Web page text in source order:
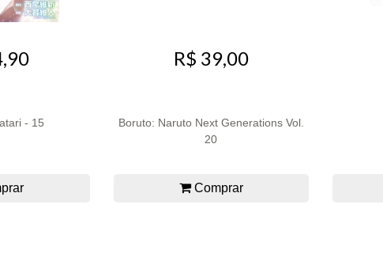
- 15
R$ 39,00
Boruto: Naruto Next Generations Vol.
20
Comprar